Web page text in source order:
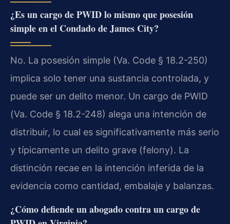
¿Es un cargo de PWID lo mismo que posesión
simple en el Condado de James City?
No. La posesión simple (Va. Code § 18.2-250)
implica solo tener una sustancia controlada, y
puede ser un delito menor. Un cargo de PWID
(Va. Code § 18.2-248) alega una intención de
distribuir, lo cual es significativamente más serio
y típicamente un delito grave (felony). La
distinción recae en la intención inferida de la
evidencia como cantidad, embalaje y balanzas.
¿Cómo defiende un abogado contra un cargo de